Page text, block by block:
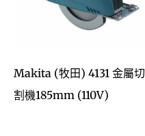
Makita (牧田) 4131 金屬切
割機185mm (110V)